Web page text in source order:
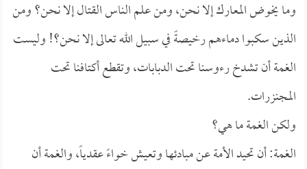
وما يخوض المعارك إلا نحن، ومن علم الناس القتال إلا نحن؟ ومن
الذين سكبوا دماءهم رخيصةً في سبيل الله تعالى إلا نحن؟! وليست
الغمة أن تشدخ رءوسنا تحت الدبابات، وتقطع أكتافنا تحت
المجنزرات.
ولكن الغمة ما هي؟
الغمة: أن تحيد الأمة عن مبادئها وتعيش خواءً عقدياً، والغمة أن